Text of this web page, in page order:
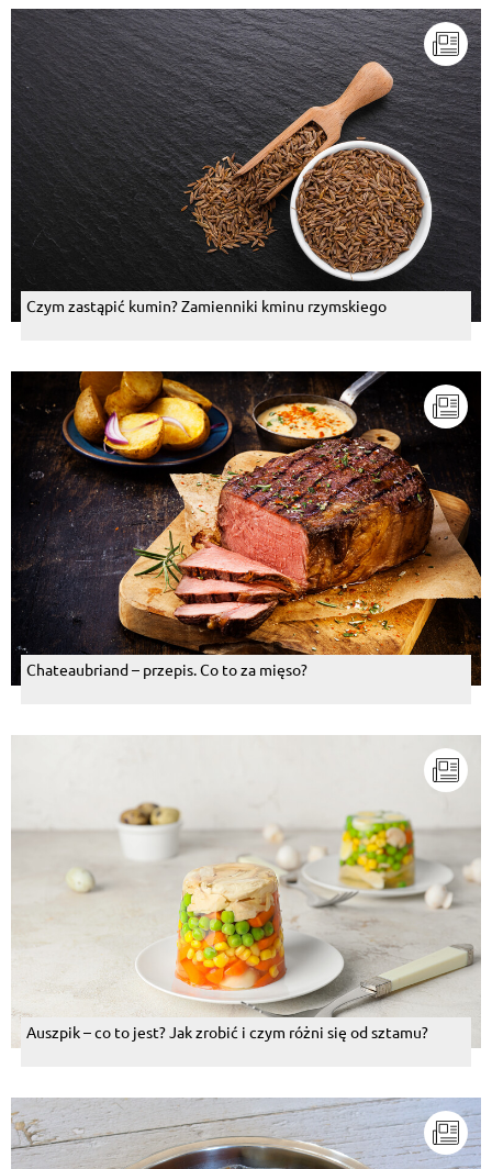
Czym zastąpić kumin? Zamienniki kminu rzymskiego
Chateaubriand – przepis. Co to za mięso?
Auszpik – co to jest? Jak zrobić i czym różni się od sztamu?